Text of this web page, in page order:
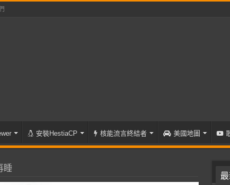
安裝HestiaCP 核能流言終結者 美國地圖
睡